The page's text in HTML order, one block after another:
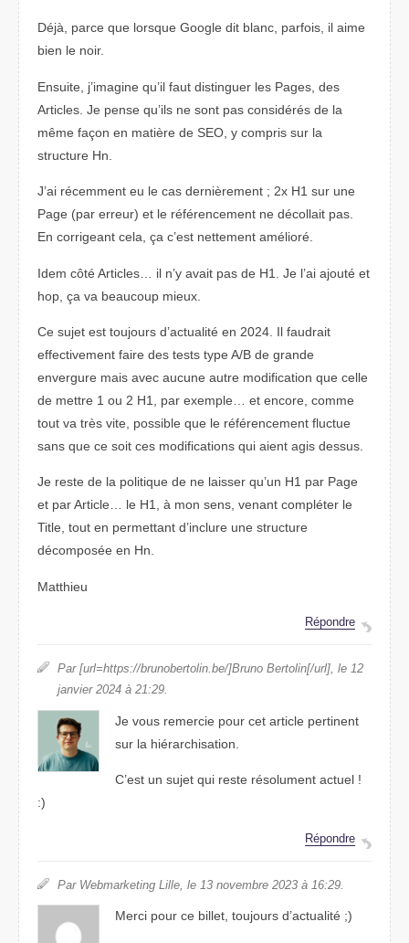
Déjà, parce que lorsque Google dit blanc, parfois, il aime
bien le noir.
Ensuite, j’imagine qu’il faut distinguer les Pages, des
Articles. Je pense qu’ils ne sont pas considérés de la
même façon en matière de SEO, y compris sur la
structure Hn.
J’ai récemment eu le cas dernièrement ; 2x H1 sur une
Page (par erreur) et le référencement ne décollait pas.
En corrigeant cela, ça c’est nettement amélioré.
Idem côté Articles… il n’y avait pas de H1. Je l’ai ajouté et
hop, ça va beaucoup mieux.
Ce sujet est toujours d’actualité en 2024. Il faudrait
effectivement faire des tests type A/B de grande
envergure mais avec aucune autre modification que celle
de mettre 1 ou 2 H1, par exemple… et encore, comme
tout va très vite, possible que le référencement fluctue
sans que ce soit ces modifications qui aient agis dessus.
Je reste de la politique de ne laisser qu’un H1 par Page
et par Article… le H1, à mon sens, venant compléter le
Title, tout en permettant d’inclure une structure
décomposée en Hn.
Matthieu
Répondre
Par [url=https://brunobertolin.be/]Bruno Bertolin[/url], le 12
janvier 2024 à 21:29.
Je vous remercie pour cet article pertinent
sur la hiérarchisation.
C’est un sujet qui reste résolument actuel !
:)
Répondre
Par Webmarketing Lille, le 13 novembre 2023 à 16:29.
Merci pour ce billet, toujours d’actualité ;)